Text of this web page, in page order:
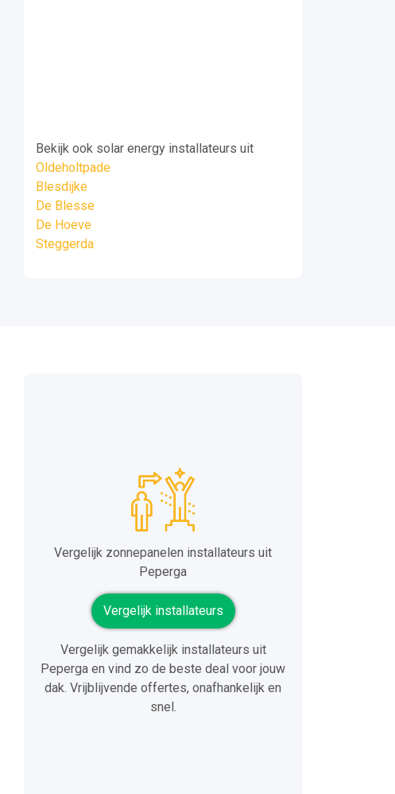
Bekijk ook solar energy installateurs uit
Oldeholtpade
Blesdijke
De Blesse
De Hoeve
Steggerda
Vergelijk zonnepanelen installateurs uit
Peperga
Vergelijk installateurs
Vergelijk gemakkelijk installateurs uit
Peperga en vind zo de beste deal voor jouw
dak. Vrijblijvende offertes, onafhankelijk en
snel.